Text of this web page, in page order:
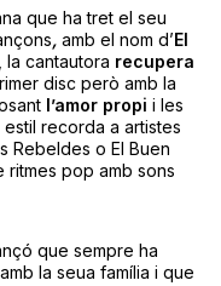
que ha tret el seu
,amb el nom d’El
la cantautora recupera
disc però amb la
l’amor propi i les
recorda a artistes
Rebeldes o El Buen
ritmes pop amb sons
que sempre ha
amb la seua família i que